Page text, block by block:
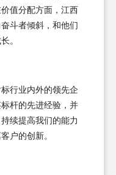
值分配方面，江西
斗者倾斜，和他们
。
行业内外的领先企
杆的先进经验，并
续提高我们的能力
户的创新。